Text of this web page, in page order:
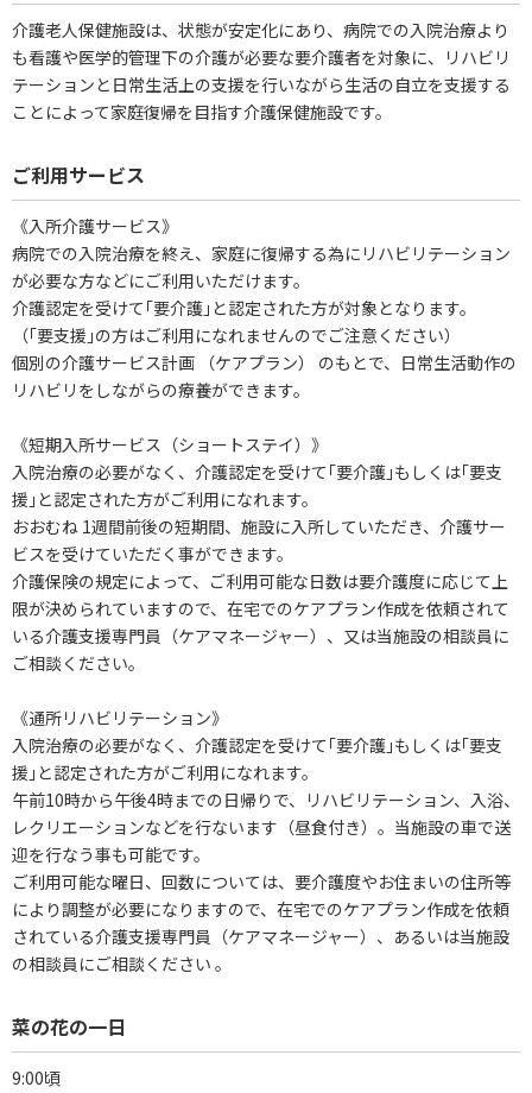
介護老人保健施設は、状態が安定化にあり、病院での入院治療より
も看護や医学的管理下の介護が必要な要介護者を対象に、リハビリ
テーションと日常生活上の支援を行いながら生活の自立を支援する
ことによって家庭復帰を目指す介護保健施設です。
ご利用サービス
《入所介護サービス》
病院での入院治療を終え、家庭に復帰する為にリハビリテーション
が必要な方などにご利用いただけます。
介護認定を受けて｢要介護｣と認定された方が対象となります。
（｢要支援｣の方はご利用になれませんのでご注意ください）
個別の介護サービス計画 （ケアプラン） のもとで、日常生活動作の
リハビリをしながらの療養ができます。
《短期入所サービス（ショートステイ）》
入院治療の必要がなく、介護認定を受けて｢要介護｣もしくは｢要支
援｣と認定された方がご利用になれます。
おおむね 1週間前後の短期間、施設に入所していただき、介護サー
ビスを受けていただく事ができます。
介護保険の規定によって、ご利用可能な日数は要介護度に応じて上
限が決められていますので、在宅でのケアプラン作成を依頼されて
いる介護支援専門員（ケアマネージャー）、又は当施設の相談員に
ご相談ください。
《通所リハビリテーション》
入院治療の必要がなく、介護認定を受けて｢要介護｣もしくは｢要支
援｣と認定された方がご利用になれます。
午前10時から午後4時までの日帰りで、リハビリテーション、入浴、
レクリエーションなどを行ないます（昼食付き）。当施設の車で送
迎を行なう事も可能です。
ご利用可能な曜日、回数については、要介護度やお住まいの住所等
により調整が必要になりますので、在宅でのケアプラン作成を依頼
されている介護支援専門員（ケアマネージャー）、あるいは当施設
の相談員にご相談ください 。
菜の花の一日
9:00頃